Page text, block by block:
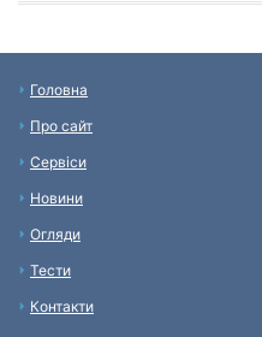
Головна
Про сайт
Сервіси
Новини
Огляди
Тести
Контакти